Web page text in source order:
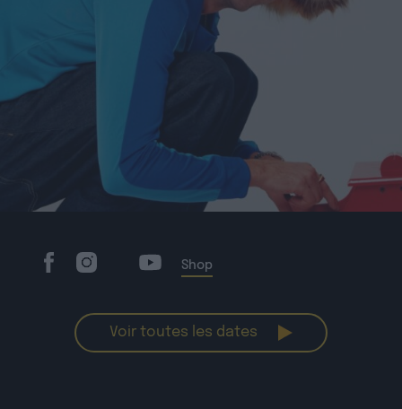
Shop
Voir toutes les dates